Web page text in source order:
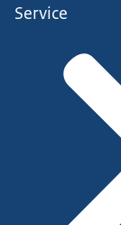
Service